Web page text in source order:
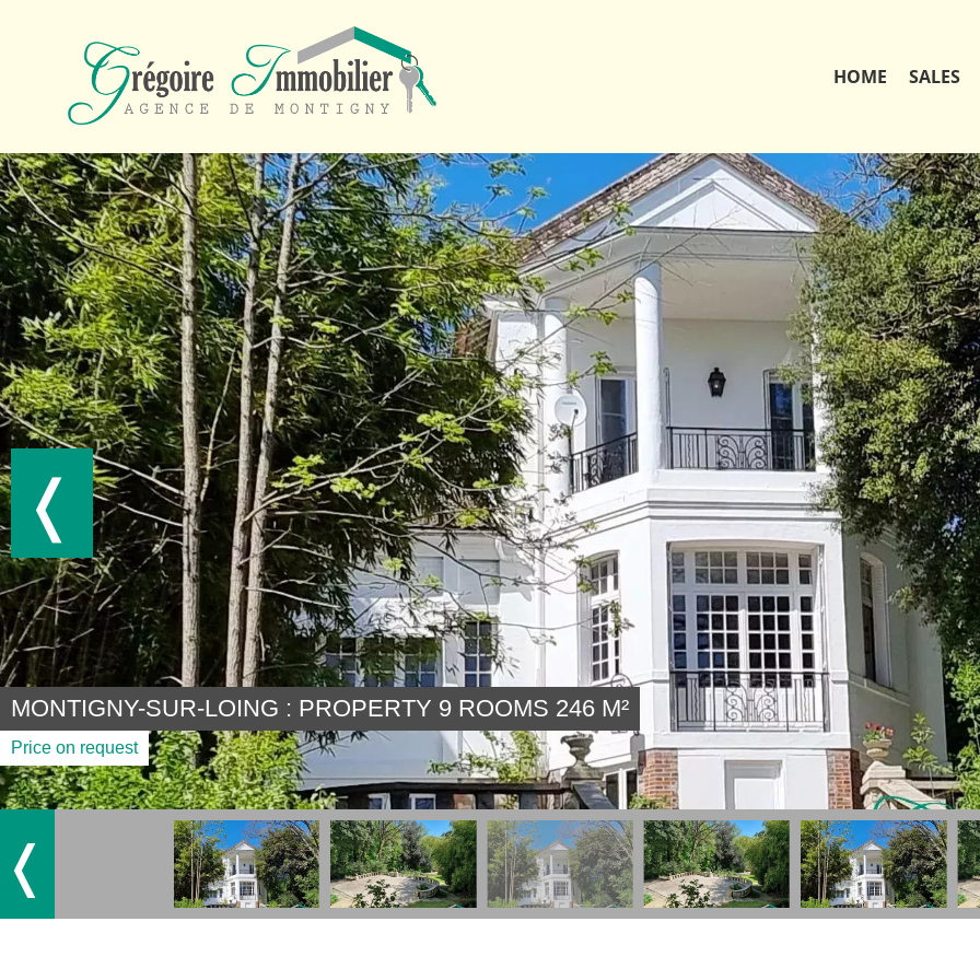
HOME SALES
❬
MONTIGNY-SUR-LOING : PROPERTY 9 ROOMS 246 M²
Price on request